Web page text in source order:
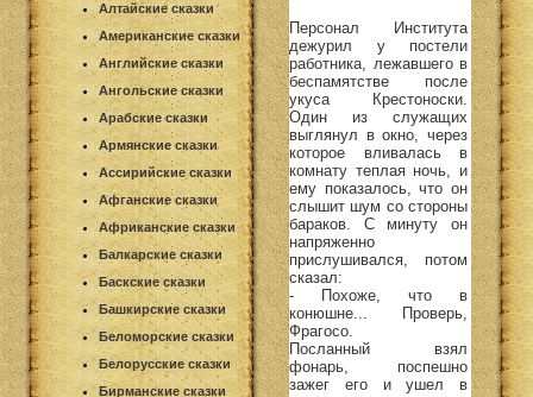
Алтайские сказки
Американские сказки
Английские сказки
Ангольские сказки
Арабские сказки
Армянские сказки
Ассирийские сказки
Афганские сказки
Африканские сказки
Балкарские сказки
Баскские сказки
Башкирские сказки
Беломорские сказки
Белорусские сказки
Бирманские сказки
Персонал Института
дежурил у постели
работника, лежавшего в
беспамятстве после
укуса Крестоноски.
Один из служащих
выглянул в окно, через
которое вливалась в
комнату теплая ночь, и
ему показалось, что он
слышит шум со стороны
бараков. С минуту он
напряженно
прислушивался, потом
сказал:
- Похоже, что в
конюшне... Проверь,
Фрагосо.
Посланный взял
фонарь, поспешно
зажег его и ушел в